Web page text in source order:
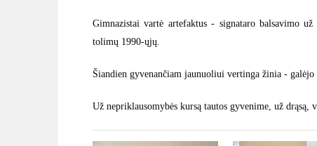
Gimnazistai vartė artefaktus - signataro balsavimo
tolimų 1990-ųjų.
Šiandien gyvenančiam jaunuoliui vertinga žinia -
Už nepriklausomybės kursą tautos gyvenime, už